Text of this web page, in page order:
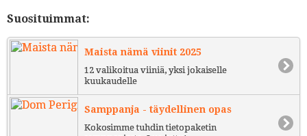
Suosituimmat:
Maista nämä viinit 2025
12 valikoitua viiniä, yksi jokaiselle
kuukaudelle
Samppanja - täydellinen opas
Kokosimme tuhdin tietopaketin